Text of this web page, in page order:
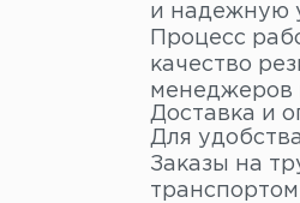
и надежную
Процесс
качество
менеджеров
Доставка и
Для
Заказы на